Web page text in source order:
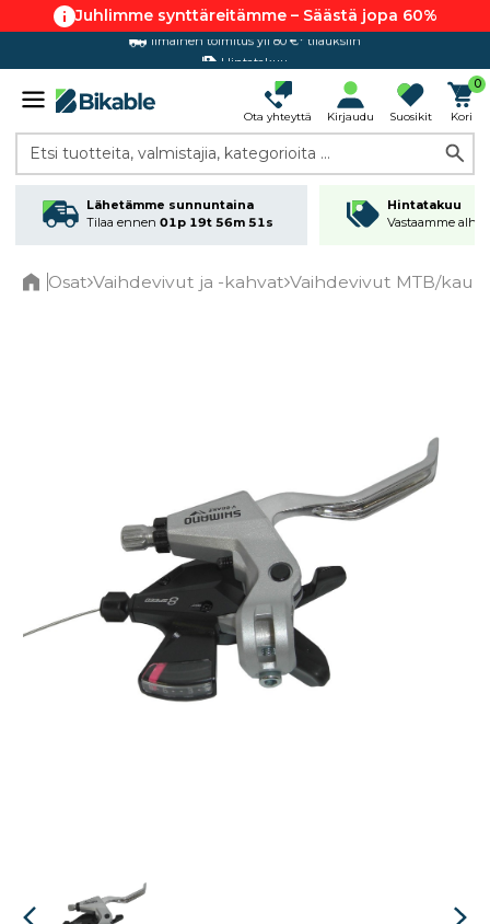
Juhlimme synttäreitämme – Säästä jopa 60%
Hintatakuu
Ota yhteyttä Kirjaudu Suosikit
0
Kori
Etsi tuotteita, valmistajia, kategorioita ...
Lähetämme sunnuntaina
Tilaa ennen 01p 19t 56m 51s
Hintatakuu
Vastaamme
Osat Vaihdevivut ja -kahvat Vaihdevivut MTB/